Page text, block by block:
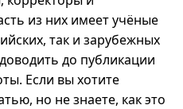
из них имеет учёные
так и зарубежных
до публикации
Если вы хотите
но не знаете, как это